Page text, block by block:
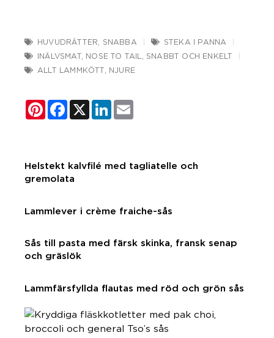
HUVUDRÄTTER SNABBA
STEKA I PANNA
INÄLVSMAT, NOSE TO TAIL
SNABBT OCH ENKELT
ALLT LAMMKÖTT
NJURE
PinterestFacebook
X LinkedIn
Helstekt kalvfilé med tagliatelle och
gremolata
Lammlever i crème fraiche-sås
Sås till pasta med färsk skinka, fransk senap
och gräslök
Lammfärsfyllda flautas med röd och grön sås